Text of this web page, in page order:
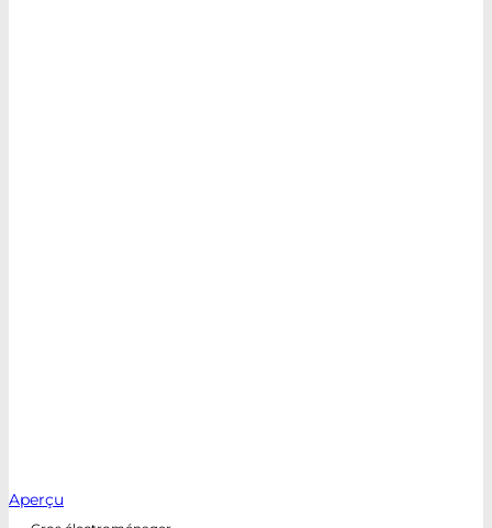
Aperçu